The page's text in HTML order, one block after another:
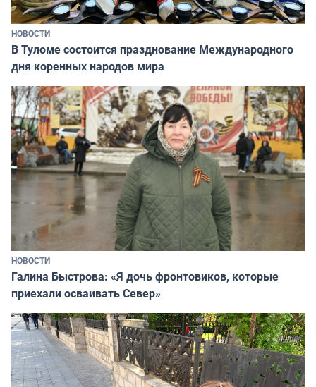
НОВОСТИ
В Туломе состоится празднование Международного
дня коренных народов мира
НОВОСТИ
Галина Быстрова: «Я дочь фронтовиков, которые
приехали осваивать Север»